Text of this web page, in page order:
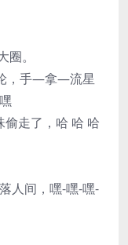
。
，手—拿—流星
走了，哈 哈 哈
人间，嘿-嘿-嘿-